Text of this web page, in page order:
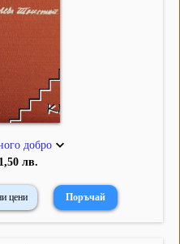
добро
лв.
цени